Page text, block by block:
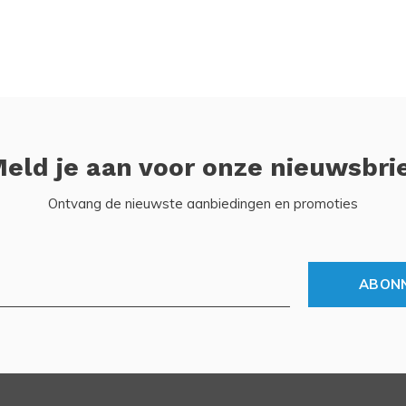
je aan voor onze
Ontvang de nieuwste aanbiedingen en promoties